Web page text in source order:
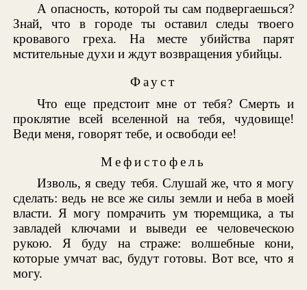
А опасность, которой ты сам подвергаешься?
Знай, что в городе ты оставил следы твоего
кровавого греха. На месте убийства парят
мстительные духи и ждут возвращения убийцы.
Фауст
Что еще предстоит мне от тебя? Смерть и
проклятие всей вселенной на тебя, чудовище!
Веди меня, говорят тебе, и освободи ее!
Мефистофель
Изволь, я сведу тебя. Слушай же, что я могу
сделать: ведь не все же силы земли и неба в моей
власти. Я могу помрачить ум тюремщика, а ты
завладей ключами и выведи ее человеческою
рукою. Я буду на страже: волшебные кони,
которые умчат вас, будут готовы. Вот все, что я
могу.